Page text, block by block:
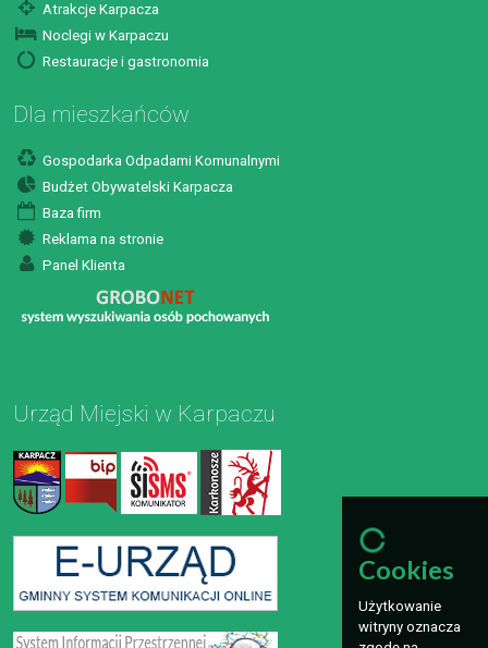
Atrakcje Karpacza
Noclegi w Karpaczu
Restauracje i gastronomia
Dla mieszkańców
Gospodarka Odpadami Komunalnymi
Budżet Obywatelski Karpacza
Baza firm
Reklama na stronie
Panel Klienta
Urząd Miejski w Karpaczu
Cookies
Użytkowanie
witryny oznacza